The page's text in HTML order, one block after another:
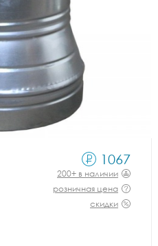
1067
200+ в наличии
розничная цена
скидки